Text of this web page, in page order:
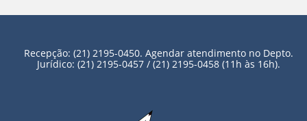
Recepção: (21) 2195-0450. Agendar atendimento no Depto.
Jurídico: (21) 2195-0457 / (21) 2195-0458 (11h às 16h).